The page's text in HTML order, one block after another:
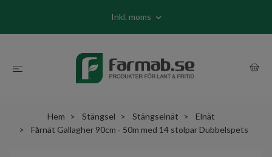
Inkl. moms
Hem Stängsel Stängselnät
Elnät
Fårnät Gallagher 90cm - 50m med 14 stolpar Dubbelspets